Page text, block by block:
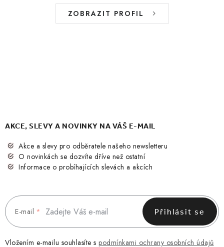
ZOBRAZIT PROFIL
AKCE, SLEVY A NOVINKY NA VÁŠ E-MAIL
Akce a slevy pro odběratele našeho newsletteru
O novinkách se dozvíte dříve než ostatní
Informace o probíhajících slevách a akcích
E-mail
Vložením e-mailu souhlasíte s podmínkami ochrany osobních údajů
Přihlásit se